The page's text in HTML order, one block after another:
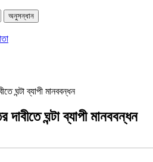
ঘন্টা ব্যাপী মানববন্ধন
দাবীতে ঘন্টা ব্যাপী মানববন্ধন